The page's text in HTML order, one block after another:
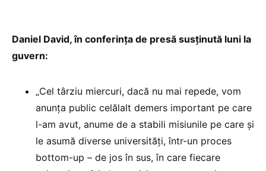
Daniel David, în conferința de presă susținută luni la
guvern:
„Cel târziu miercuri, dacă nu mai repede, vom
anunța public celălalt demers important pe care
l-am avut, anume de a stabili misiunile pe care și
le asumă diverse universități, într-un proces
bottom-up – de jos în sus, în care fiecare